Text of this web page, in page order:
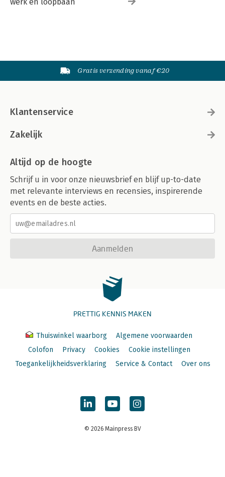
Gratis verzending vanaf €20
Klantenservice
Zakelijk
Altijd op de hoogte
Schrijf u in voor onze nieuwsbrief en blijf up-to-date
met relevante interviews en recensies, inspirerende
events en de beste acties.
Aanmelden
PRETTIG KENNIS MAKEN
Thuiswinkel waarborg
Algemene voorwaarden
Colofon
Privacy Cookies
Cookie instellingen
Toegankelijkheidsverklaring
Service & Contact Over ons
© 2026 Mainpress BV